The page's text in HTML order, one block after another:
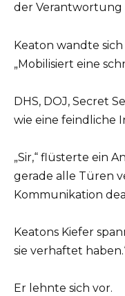
der Verantwortung
Keaton wandte
„Mobilisiert eine
DHS, DOJ, Secret
wie eine feindliche
„Sir,“ flüsterte ein
gerade alle Türen
Kommunikation
Keatons Kiefer
sie verhaftet
Er lehnte sich vor.